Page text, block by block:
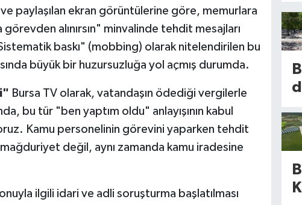
paylaşılan ekran görüntülerine göre, memurlara
alınırsın" minvalinde tehdit mesajları
baskı" (mobbing) olarak nitelendirilen bu
büyük bir huzursuzluğa yol açmış durumda.
Bursa TV olarak, vatandaşın ödediği vergilerle
bu tür "ben yaptım oldu" anlayışının kabul
Kamu personelinin görevini yaparken tehdit
değil, aynı zamanda kamu iradesine
ilgili idari ve adli soruşturma başlatılması
k